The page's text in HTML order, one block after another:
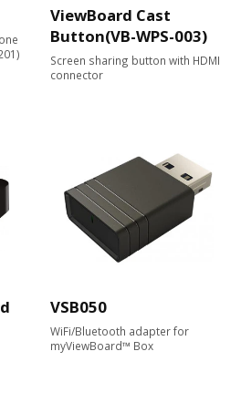
ViewBoard Cast
Button(VB-WPS-003)
Screen sharing button with HDMI
connector
VSB050
WiFi/Bluetooth adapter for
myViewBoard™ Box